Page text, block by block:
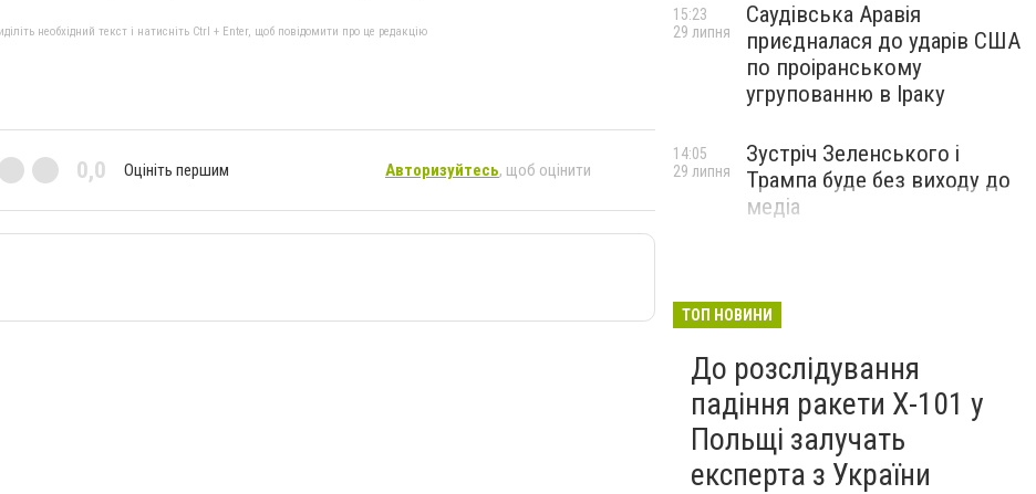
необхідний текст і натисніть Ctrl + Enter, щоб повідомити про це редакцію
0,0 Оцініть першим Авторизуйтесь, щоб оцінити
Саудівська Аравія
приєдналася до ударів США
по проіранському
угрупованню в Іраку
15:23
29 липня
Зустріч Зеленського і
Трампа буде без виходу до
медіа
14:05
29 липня
ТОП НОВИНИ
До розслідування
падіння ракети Х-101 у
Польщі залучать
експерта з України